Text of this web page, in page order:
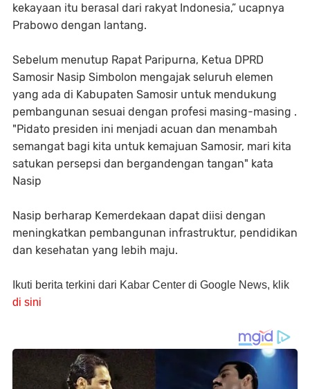
kekayaan itu berasal dari rakyat Indonesia,” ucapnya
Prabowo dengan lantang.
Sebelum menutup Rapat Paripurna, Ketua DPRD
Samosir Nasip Simbolon mengajak seluruh elemen
yang ada di Kabupaten Samosir untuk mendukung
pembangunan sesuai dengan profesi masing-masing .
"Pidato presiden ini menjadi acuan dan menambah
semangat bagi kita untuk kemajuan Samosir, mari kita
satukan persepsi dan bergandengan tangan" kata
Nasip
Nasip berharap Kemerdekaan dapat diisi dengan
meningkatkan pembangunan infrastruktur, pendidikan
dan kesehatan yang lebih maju.
Ikuti berita terkini dari Kabar Center di Google News, klik
di sini